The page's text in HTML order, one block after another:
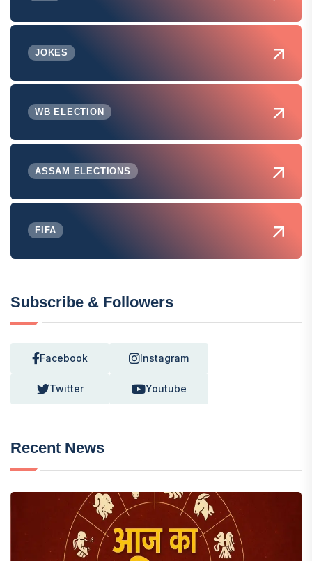
JOKES
WB ELECTION
ASSAM ELECTIONS
FIFA
Subscribe & Followers
Facebook Instagram
Twitter Youtube
Recent News